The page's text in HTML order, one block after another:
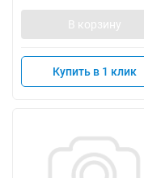
В корзину
Купить в 1 клик